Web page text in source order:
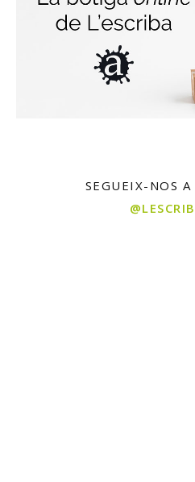
SEGUEIX-NOS